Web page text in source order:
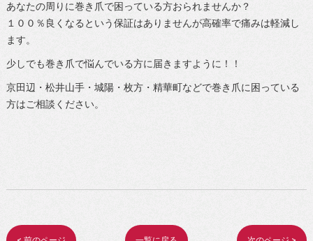
あなたの周りに巻き爪で困っている方おられませんか？
１００％良くなるという保証はありませんが高確率で痛みは軽減し
ます。
少しでも巻き爪で悩んでいる方に届きますように！！
京田辺・松井山手・城陽・枚方・精華町などで巻き爪に困っている
方はご相談ください。